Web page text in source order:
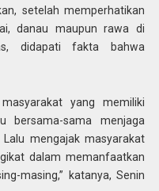
setelah memperhatikan
danau maupun rawa di
didapati fakta bahwa
yang memiliki
bersama-sama menjaga
mengajak masyarakat
dalam memanfaatkan
masing,” katanya, Senin